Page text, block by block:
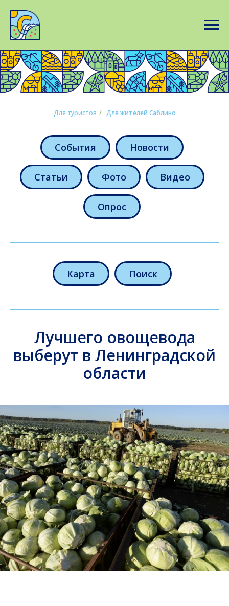
Для туристов / Для жителей Саблино
События Новости
Статьи Фото Видео
Опрос
Карта Поиск
Лучшего овощевода
выберут в Ленинградской
области